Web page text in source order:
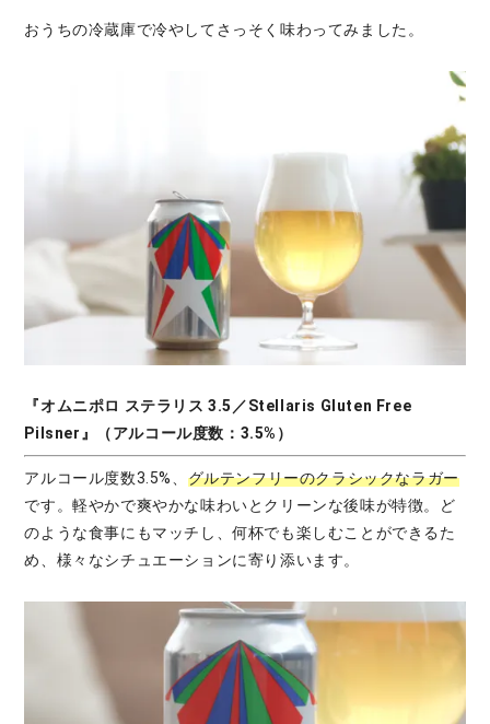
おうちの冷蔵庫で冷やしてさっそく味わってみました。
『オムニポロ ステラリス 3.5／Stellaris Gluten Free
Pilsner』（アルコール度数：3.5%）
アルコール度数3.5%、 グルテンフリーのクラシックなラガー
です。軽やかで爽やかな味わいとクリーンな後味が特徴。ど
のような食事にもマッチし、何杯でも楽しむことができるた
め、様々なシチュエーションに寄り添います。